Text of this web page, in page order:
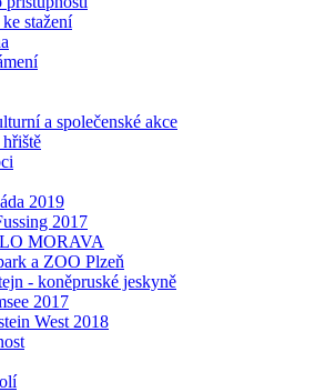
stažení
a společenské akce
2019
2017
MORAVA
a ZOO Plzeň
- koněpruské jeskyně
2017
West 2018